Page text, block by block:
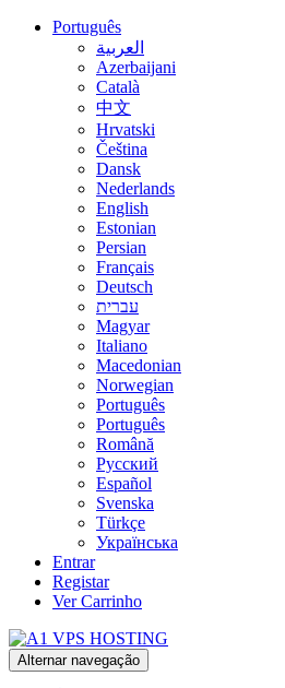
Português
العربية
Azerbaijani
Català
中文
Hrvatski
Čeština
Dansk
Nederlands
English
Estonian
Persian
Français
Deutsch
עברית
Magyar
Italiano
Macedonian
Norwegian
Português
Português
Română
Русский
Español
Svenska
Türkçe
Українська
Entrar
Registar
Ver Carrinho
Alternar navegação